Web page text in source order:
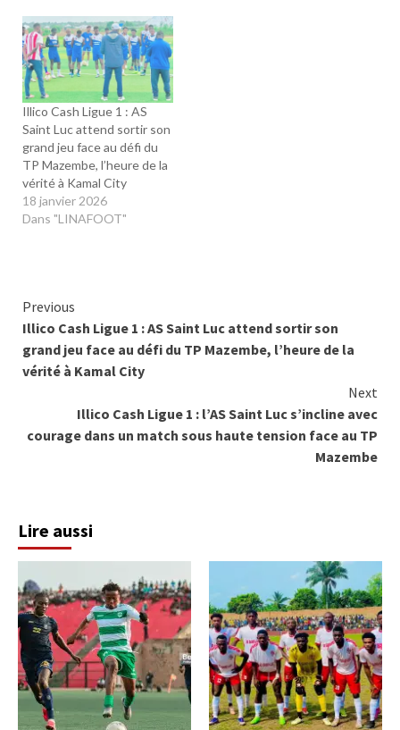
Illico Cash Ligue 1 : AS
Saint Luc attend sortir son
grand jeu face au défi du
TP Mazembe, l’heure de la
vérité à Kamal City
18 janvier 2026
Dans "LINAFOOT"
Continue
Reading
Previous
Illico Cash Ligue 1 : AS Saint Luc attend sortir son
grand jeu face au défi du TP Mazembe, l’heure de la
vérité à Kamal City
Next
Illico Cash Ligue 1 : l’AS Saint Luc s’incline avec
courage dans un match sous haute tension face au TP
Mazembe
Lire aussi